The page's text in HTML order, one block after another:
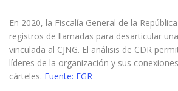
En 2020, la Fiscalía General de la
registros de llamadas para desarticular
vinculada al CJNG. El análisis de CDR
líderes de la organización y sus
cárteles. Fuente: FGR